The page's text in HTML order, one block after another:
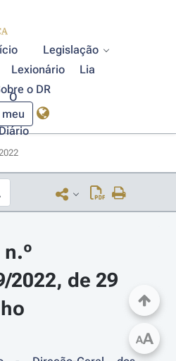
Legislação
Lexionário
Lia
o DR
O
meu
2022, de 29
AA